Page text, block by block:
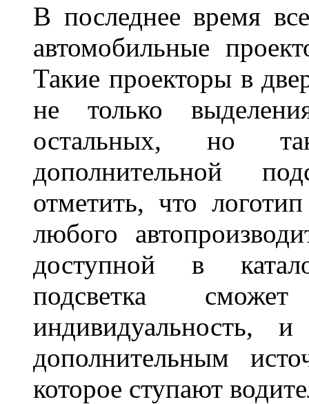
В последнее время
автомобильные
Такие проекторы в
не только
остальных, но
дополнительной
отметить, что
любого
доступной в
подсветка
индивидуальность,
дополнительным
которое ступают